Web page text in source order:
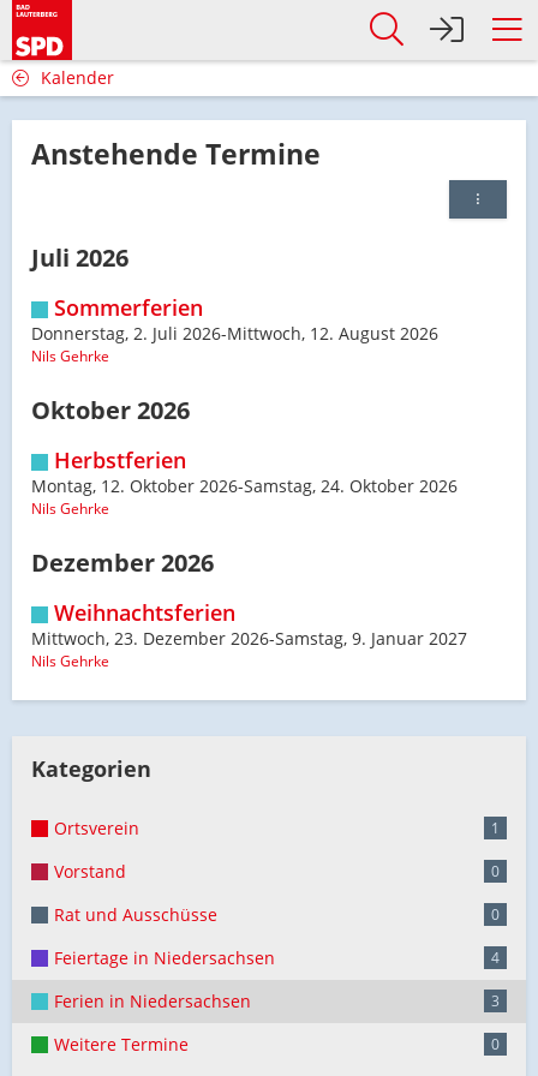
Kalender
Anstehende Termine
Juli 2026
Sommerferien
Donnerstag, 2. Juli 2026-Mittwoch, 12. August 2026
Nils Gehrke
Oktober 2026
Herbstferien
Montag, 12. Oktober 2026-Samstag, 24. Oktober 2026
Nils Gehrke
Dezember 2026
Weihnachtsferien
Mittwoch, 23. Dezember 2026-Samstag, 9. Januar 2027
Nils Gehrke
Kategorien
Ortsverein 1
Vorstand 0
Rat und Ausschüsse 0
Feiertage in Niedersachsen 4
Ferien in Niedersachsen 3
Weitere Termine 0